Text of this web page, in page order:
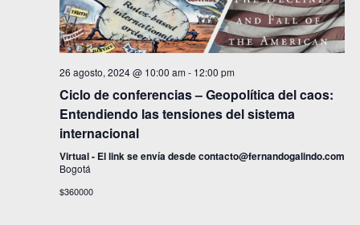
26 agosto, 2024 @ 10:00 am - 12:00 pm
Ciclo de conferencias – Geopolítica del caos:
Entendiendo las tensiones del sistema
internacional
Virtual - El link se envía desde contacto@fernandogalindo.com
Bogotá
$360000